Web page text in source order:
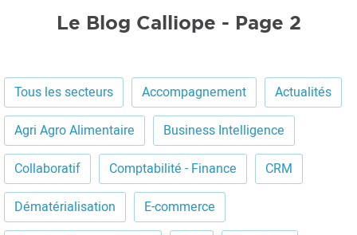
Le Blog Calliope - Page 2
Tous les secteurs Accompagnement
Actualités
Agri Agro Alimentaire
Business Intelligence
Collaboratif
Comptabilité - Finance
CRM
Dématérialisation
E-commerce